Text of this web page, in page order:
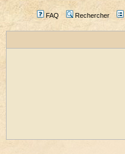
FAQ Rechercher